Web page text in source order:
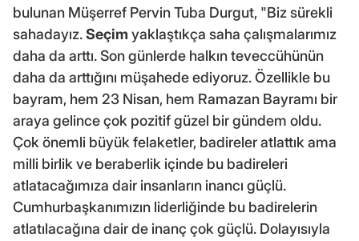
bulunan Müşerref Pervin Tuba Durgut, "Biz sürekli
sahadayız.Seçim yaklaştıkça saha çalışmalarımız
daha da arttı. Son günlerde halkın teveccühünün
daha da arttığını müşahede ediyoruz. Özellikle bu
bayram, hem 23 Nisan, hem Ramazan Bayramı bir
araya gelince çok pozitif güzel bir gündem oldu.
Çok önemli büyük felaketler, badireler atlattık ama
milli birlik ve beraberlik içinde bu badireleri
atlatacağımıza dair insanların inancı güçlü.
Cumhurbaşkanımızın liderliğinde bu badirelerin
atlatılacağına dair de inanç çok güçlü. Dolayısıyla